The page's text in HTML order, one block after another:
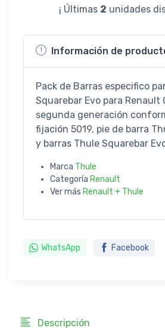
¡ Últimas 2 unidades
Información de
Pack de Barras especifico
Squarebar Evo para Renault
segunda generación
fijación 5019, pie de barra
y barras Thule Squarebar
Marca Thule
Categoría Renault
Ver más Renault + Thule
WhatsApp Facebook
Descripción